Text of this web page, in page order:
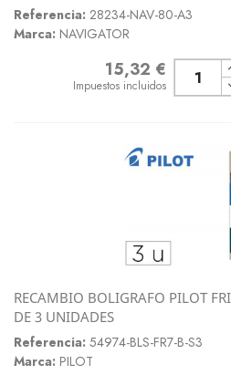
Referencia: 28234-NAV-80-A3
Marca: NAVIGATOR
Precio15,32 €
Impuestos incluidos
RECAMBIO BOLIGRAFO PILOT
DE 3 UNIDADES
Referencia: 54974-BLS-FR7-B-S3
Marca: PILOT